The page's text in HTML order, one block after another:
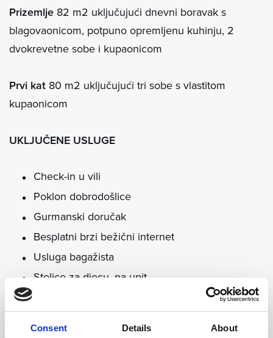
Consent Details About
Prizemlje 82 m2 uključujući dnevni boravak s
blagovaonicom, potpuno opremljenu kuhinju, 2
dvokrevetne sobe i kupaonicom
Prvi kat 80 m2 uključujući tri sobe s vlastitom
kupaonicom
UKLJUČENE USLUGE
Check-in u vili
Poklon dobrodošlice
Gurmanski doručak
Besplatni brzi bežični internet
Usluga bagažista
Stolice za djecu, na upit
Svakodnevna dostava toaletnih potrepština i
ručnika
Čišćenje vile na zahtjev